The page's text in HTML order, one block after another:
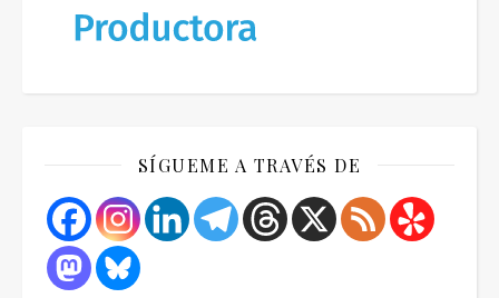
SÍGUEME A TRAVÉS DE